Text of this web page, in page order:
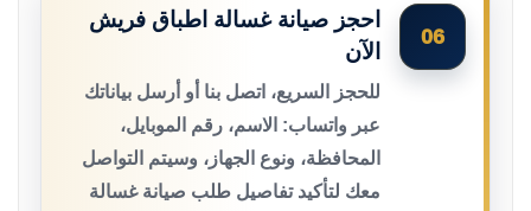
06
احجز صيانة غسالة اطباق فريش
الآن
للحجز السريع، اتصل بنا أو أرسل بياناتك
عبر واتساب: الاسم، رقم الموبايل،
المحافظة، ونوع الجهاز، وسيتم التواصل
معك لتأكيد تفاصيل طلب صيانة غسالة